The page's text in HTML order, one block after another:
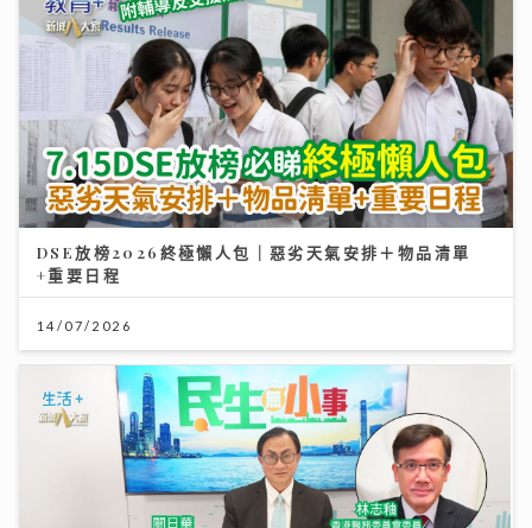
DSE放榜2026終極懶人包｜惡劣天氣安排＋物品清單
+重要日程
14/07/2026